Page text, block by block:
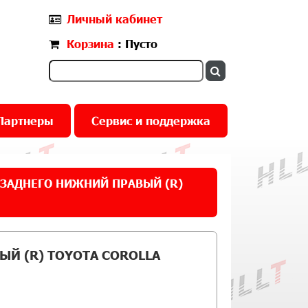
Личный кабинет
Корзина : Пусто
Сервис и поддержка
НИЖНИЙ ПРАВЫЙ (R)
TOYOTA COROLLA